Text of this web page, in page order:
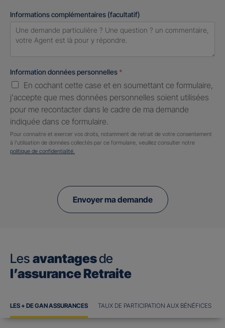
Informations complémentaires (facultatif)
Information données personnelles *
En cochant cette case et en soumettant ce formulaire,
j'accepte que mes données personnelles soient utilisées
pour me recontacter dans le cadre de ma demande
indiquée dans ce formulaire.
Pour connaitre et exercer vos droits, notamment de retrait de votre consentement
à l'utilisation de données collectés par ce formulaire, veuillez consulter notre
politique de confidentialité.
Envoyer ma demande
Les avantagesde
l’assurance Retraite
LES + DE GAN ASSURANCES TAUX DE PARTICIPATION AUX BÉNÉFICES